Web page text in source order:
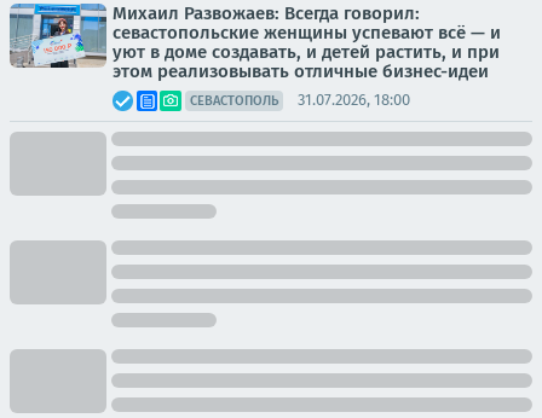
Михаил Развожаев: Всегда говорил:
севастопольские женщины успевают всё — и
уют в доме создавать, и детей растить, и при
этом реализовывать отличные бизнес-идеи
СЕВАСТОПОЛЬ 31.07.2026, 18:00